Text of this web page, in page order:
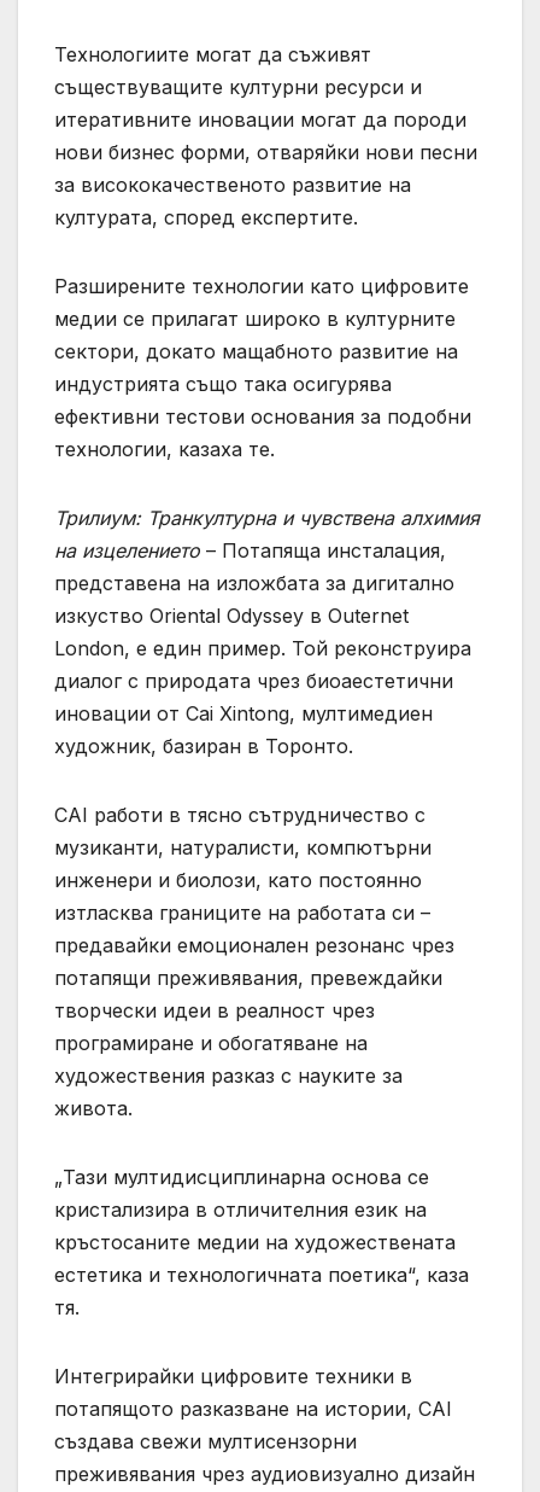
Технологиите могат да съживят
съществуващите културни ресурси и
итеративните иновации могат да породи
нови бизнес форми, отваряйки нови песни
за висококачественото развитие на
културата, според експертите.
Разширените технологии като цифровите
медии се прилагат широко в културните
сектори, докато мащабното развитие на
индустрията също така осигурява
ефективни тестови основания за подобни
технологии, казаха те.
Трилиум: Транкултурна и чувствена алхимия
на изцелението – Потапяща инсталация,
представена на изложбата за дигитално
изкуство Oriental Odyssey в Outernet
London, е един пример. Той реконструира
диалог с природата чрез биоаестетични
иновации от Cai Xintong, мултимедиен
художник, базиран в Торонто.
CAI работи в тясно сътрудничество с
музиканти, натуралисти, компютърни
инженери и биолози, като постоянно
изтласква границите на работата си –
предавайки емоционален резонанс чрез
потапящи преживявания, превеждайки
творчески идеи в реалност чрез
програмиране и обогатяване на
художествения разказ с науките за
живота.
„Тази мултидисциплинарна основа се
кристализира в отличителния език на
кръстосаните медии на художествената
естетика и технологичната поетика“, каза
тя.
Интегрирайки цифровите техники в
потапящото разказване на истории, CAI
създава свежи мултисензорни
преживявания чрез аудиовизуално дизайн